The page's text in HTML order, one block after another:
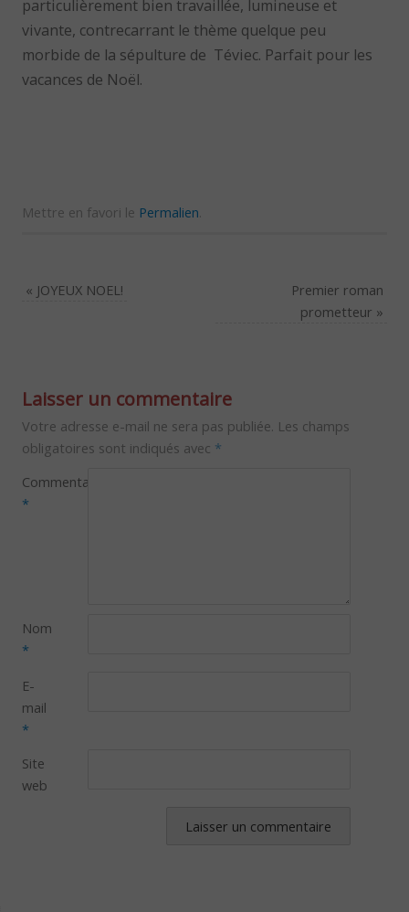
particulièrement bien travaillée, lumineuse et
vivante, contrecarrant le thème quelque peu
morbide de la sépulture de Téviec. Parfait pour les
vacances de Noël.
Mettre en favori le Permalien
« JOYEUX NOEL!
Premier roman
prometteur »
Laisser un commentaire
Votre adresse e-mail ne sera pas publiée. Les champs
obligatoires sont indiqués avec *
Commentaire
*
Nom
*
E-
mail
*
Site
web